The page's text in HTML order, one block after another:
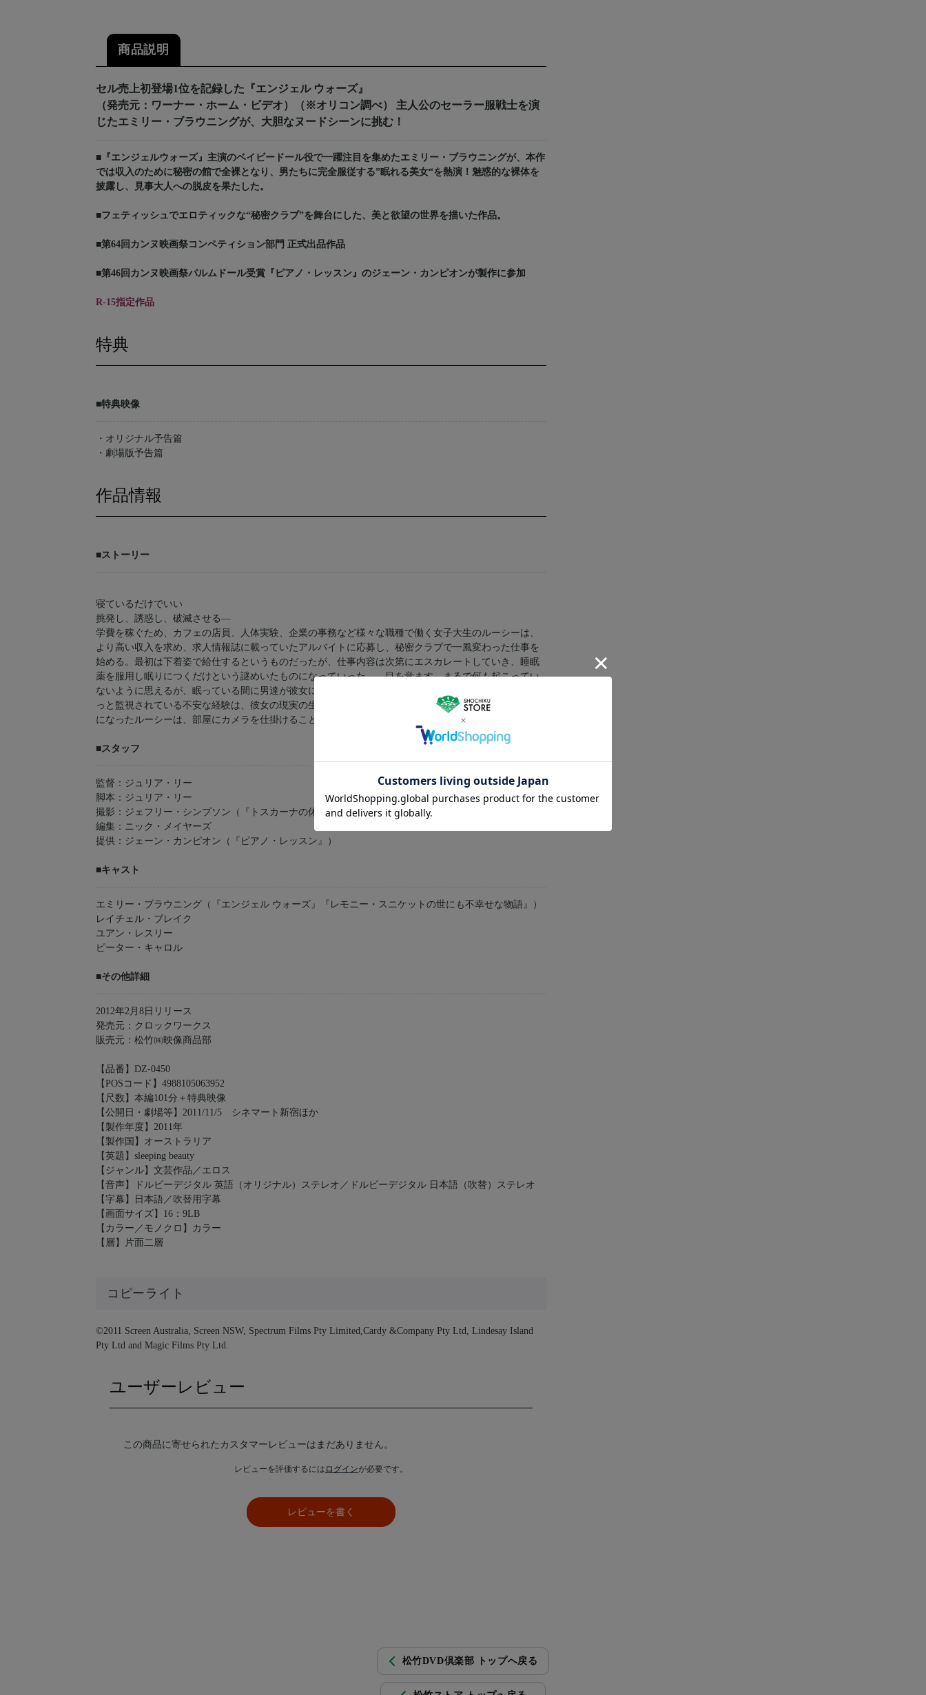
商品説明
セル売上初登場1位を記録した『エンジェル ウォーズ』
（発売元：ワーナー・ホーム・ビデオ）（※オリコン調べ） 主人公のセーラー服戦士を演
じたエミリー・ブラウニングが、大胆なヌードシーンに挑む！
■『エンジェルウォーズ』主演のベイビードール役で一躍注目を集めたエミリー・ブラウニングが、本作
では収入のために秘密の館で全裸となり、男たちに完全服従する”眠れる美女“を熱演！魅惑的な裸体を
披露し、見事大人への脱皮を果たした。
■フェティッシュでエロティックな“秘密クラブ”を舞台にした、美と欲望の世界を描いた作品。
■第64回カンヌ映画祭コンペティション部門 正式出品作品
■第46回カンヌ映画祭パルムドール受賞『ピアノ・レッスン』のジェーン・カンピオンが製作に参加
R-15指定作品
特典
■特典映像
・オリジナル予告篇
・劇場版予告篇
作品情報
■ストーリー
寝ているだけでいい
挑発し、誘惑し、破滅させる―
学費を稼ぐため、カフェの店員、人体実験、企業の事務など様々な職種で働く女子大生のルーシーは、
より高い収入を求め、求人情報誌に載っていたアルバイトに応募し、秘密クラブで一風変わった仕事を
始める。最初は下着姿で給仕するというものだったが、仕事内容は次第にエスカレートしていき、睡眠
薬を服用し眠りにつくだけという謎めいたものになっていった――目を覚ます。まるで何も起こってい
ないように思えるが、眠っている間に男達が彼女にしたことを彼女自身は何も知らない・・・誰かにず
っと監視されている不安な経験は、彼女の現実の生活にも影響を及ぼし始める。何が起きているのか気
になったルーシーは、部屋にカメラを仕掛けることに。
■スタッフ
監督：ジュリア・リー
脚本：ジュリア・リー
撮影：ジェフリー・シンプソン（『トスカーナの休日』）
編集：ニック・メイヤーズ
提供：ジェーン・カンピオン（『ピアノ・レッスン』）
■キャスト
エミリー・ブラウニング（『エンジェル ウォーズ』『レモニー・スニケットの世にも不幸せな物語』）
レイチェル・ブレイク
ユアン・レスリー
ピーター・キャロル
■その他詳細
2012年2月8日リリース
発売元：クロックワークス
販売元：松竹㈱映像商品部
【品番】DZ-0450
【POSコード】4988105063952
【尺数】本編101分＋特典映像
【公開日・劇場等】2011/11/5 シネマート新宿ほか
【製作年度】2011年
【製作国】オーストラリア
【英題】sleeping beauty
【ジャンル】文芸作品／エロス
【音声】ドルビーデジタル 英語（オリジナル）ステレオ／ドルビーデジタル 日本語（吹替）ステレオ
【字幕】日本語／吹替用字幕
【画面サイズ】16：9LB
【カラー／モノクロ】カラー
【層】片面二層
コピーライト
©2011 Screen Australia, Screen NSW, Spectrum Films Pty Limited,Cardy &Company Pty Ltd, Lindesay Island
Pty Ltd and Magic Films Pty Ltd.
ユーザーレビュー
この商品に寄せられたカスタマーレビューはまだありません。
レビューを評価するには ログインが必要です。
レビューを書く
松竹DVD倶楽部 トップへ戻る